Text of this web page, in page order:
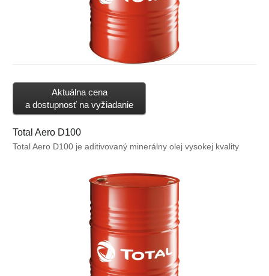
Aktuálna cena
a dostupnosť na vyžiadanie
Total Aero D100
Total Aero D100 je aditivovaný minerálny olej vysokej kvality
podmienkach. Spĺňa SAE J 1899 (grade 50)